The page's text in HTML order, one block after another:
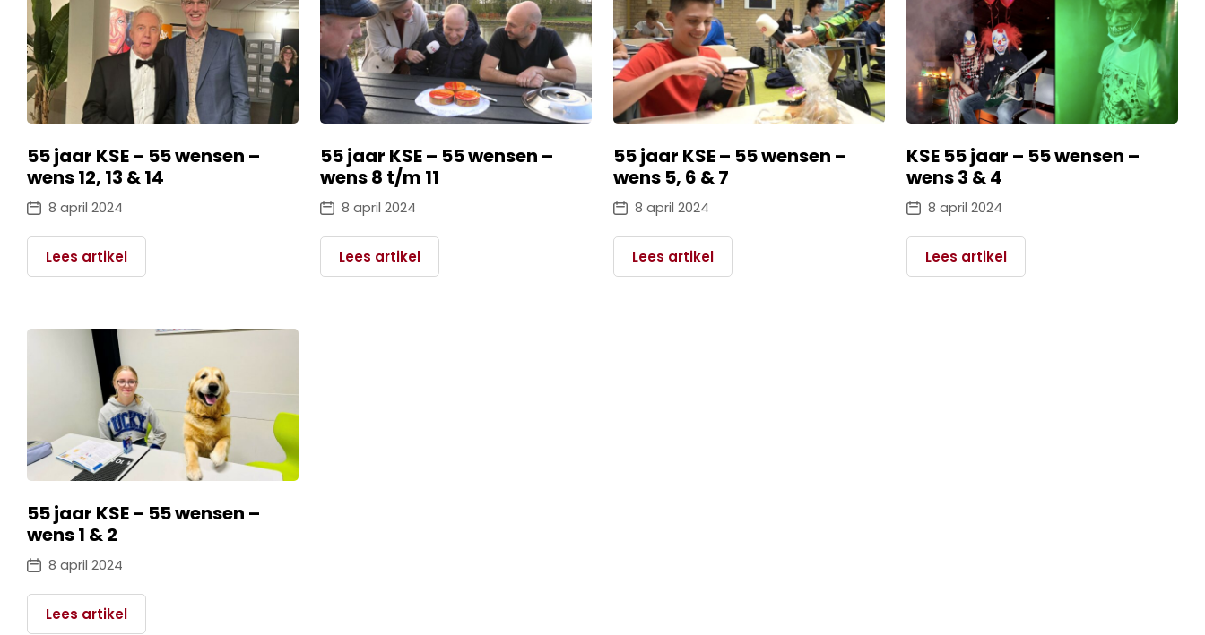
55 jaar KSE – 55 wensen –
wens 12, 13 & 14
8 april 2024
Lees artikel
55 jaar KSE – 55 wensen –
wens 8 t/m 11
8 april 2024
Lees artikel
55 jaar KSE – 55 wensen –
wens 5, 6 & 7
8 april 2024
Lees artikel
KSE 55 jaar – 55 wensen –
wens 3 & 4
8 april 2024
Lees artikel
55 jaar KSE – 55 wensen –
wens 1 & 2
8 april 2024
Lees artikel